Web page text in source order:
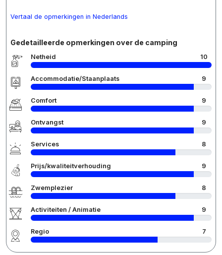
Vertaal de opmerkingen in Nederlands
Gedetailleerde opmerkingen over de camping
Netheid 10
Accommodatie/Staanplaats 9
Comfort 9
Ontvangst 9
Services 8
Prijs/kwaliteitverhouding 9
Zwemplezier 8
Activiteiten / Animatie 9
Regio 7